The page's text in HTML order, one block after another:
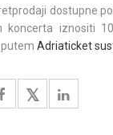
dostupne
koncerta iznositi
Adriaticket